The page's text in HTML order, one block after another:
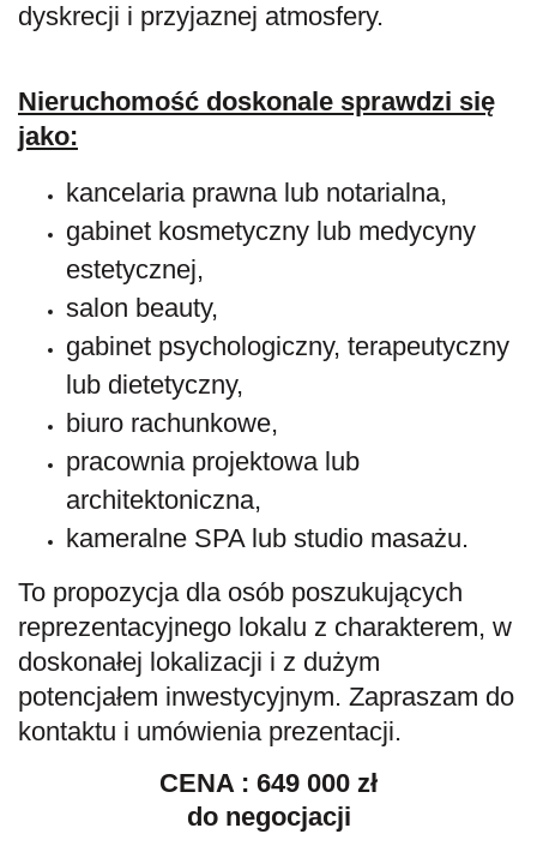
dyskrecji i przyjaznej atmosfery.
Nieruchomość doskonale sprawdzi się
jako:
kancelaria prawna lub notarialna,
gabinet kosmetyczny lub medycyny
estetycznej,
salon beauty,
gabinet psychologiczny, terapeutyczny
lub dietetyczny,
biuro rachunkowe,
pracownia projektowa lub
architektoniczna,
kameralne SPA lub studio masażu.
To propozycja dla osób poszukujących
reprezentacyjnego lokalu z charakterem, w
doskonałej lokalizacji i z dużym
potencjałem inwestycyjnym. Zapraszam do
kontaktu i umówienia prezentacji.
CENA : 649 000 zł
do negocjacji